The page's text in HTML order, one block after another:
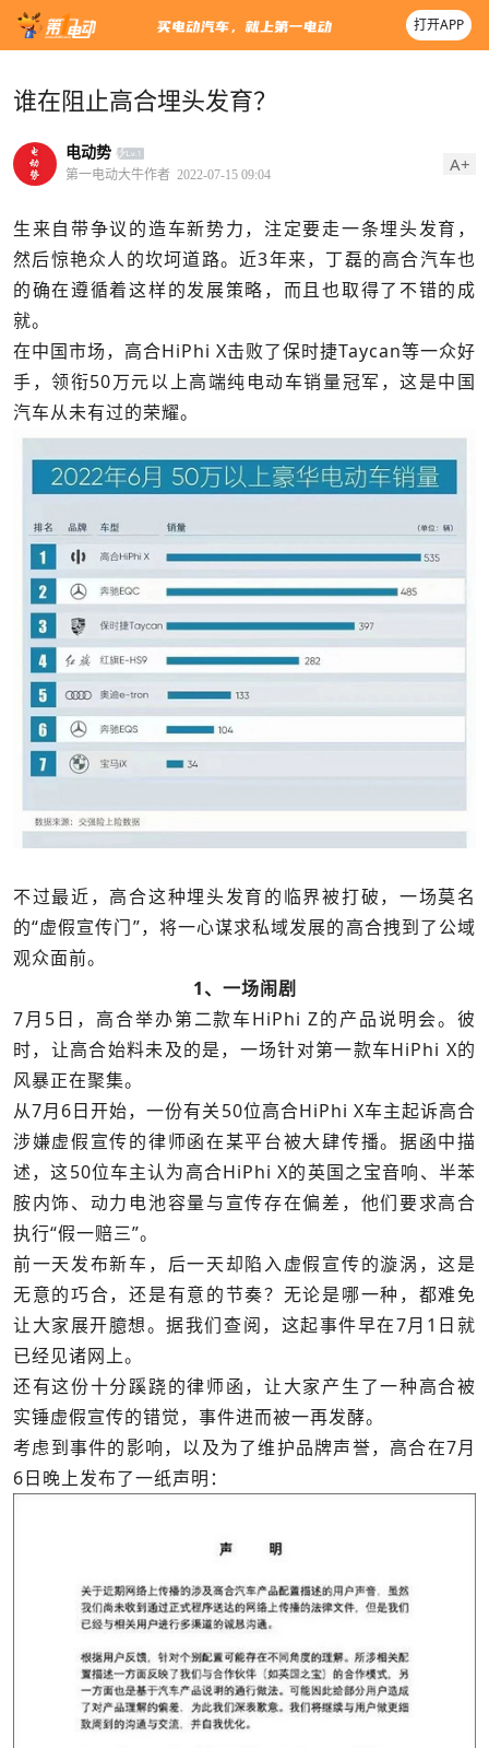
打开APP
谁在阻止高合埋头发育？
电动势
第一电动大牛作者 2022-07-15 09:04 A+
生来自带争议的造车新势力，注定要走一条埋头发育，
然后惊艳众人的坎坷道路。近3年来，丁磊的高合汽车也
的确在遵循着这样的发展策略，而且也取得了不错的成
就。
在中国市场，高合HiPhi X击败了保时捷Taycan等一众好
手，领衔50万元以上高端纯电动车销量冠军，这是中国
汽车从未有过的荣耀。
不过最近，高合这种埋头发育的临界被打破，一场莫名
的“虚假宣传门”，将一心谋求私域发展的高合拽到了公域
观众面前。
1、一场闹剧
7月5日，高合举办第二款车HiPhi Z的产品说明会。彼
时，让高合始料未及的是，一场针对第一款车HiPhi X的
风暴正在聚集。
从7月6日开始，一份有关50位高合HiPhi X车主起诉高合
涉嫌虚假宣传的律师函在某平台被大肆传播。据函中描
述，这50位车主认为高合HiPhi X的英国之宝音响、半苯
胺内饰、动力电池容量与宣传存在偏差，他们要求高合
执行“假一赔三”。
前一天发布新车，后一天却陷入虚假宣传的漩涡，这是
无意的巧合，还是有意的节奏？无论是哪一种，都难免
让大家展开臆想。据我们查阅，这起事件早在7月1日就
已经见诸网上。
还有这份十分蹊跷的律师函，让大家产生了一种高合被
实锤虚假宣传的错觉，事件进而被一再发酵。
考虑到事件的影响，以及为了维护品牌声誉，高合在7月
6日晚上发布了一纸声明：